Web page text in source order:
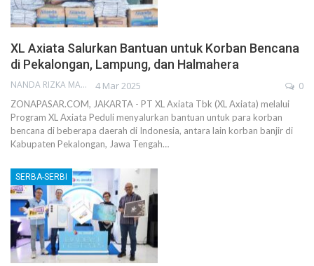
XL Axiata Salurkan Bantuan untuk Korban Bencana
di Pekalongan, Lampung, dan Halmahera
NANDA RIZKA MAHENDRA 4 Mar 2025 0
ZONAPASAR.COM, JAKARTA - PT XL Axiata Tbk (XL Axiata) melalui
Program XL Axiata Peduli menyalurkan bantuan untuk para korban
bencana di beberapa daerah di Indonesia, antara lain korban banjir di
Kabupaten Pekalongan, Jawa Tengah…
SERBA-SERBI